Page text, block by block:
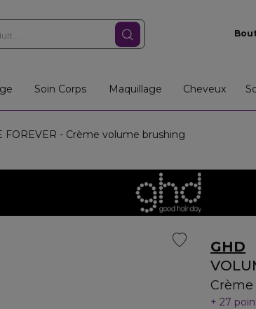
Soin Corps Maquillage Cheveux
FOREVER - Crème volume brushing
GHD
27